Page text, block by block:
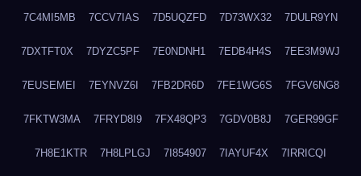
7C4MI5MB 7CCV7IAS 7D5UQZFD 7D73WX32 7DULR9YN
7DXTFT0X 7DYZC5PF 7E0NDNH1 7EDB4H4S 7EE3M9WJ
7EUSEMEI 7EYNVZ6I 7FB2DR6D 7FE1WG6S 7FGV6NG8
7FKTW3MA 7FRYD8I9 7FX48QP3 7GDV0B8J 7GER99GF
7H8E1KTR 7H8LPLGJ 7I854907 7IAYUF4X 7IRRICQI